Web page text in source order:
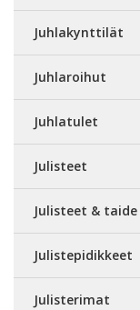
Juhlakynttilät
Juhlaroihut
Juhlatulet
Julisteet
Julisteet & taide
Julistepidikkeet
Julisterimat